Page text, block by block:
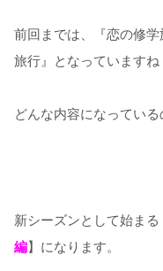
前回までは、『恋の修
旅行』となっていますね
どんな内容になっている
新シーズンとして始まる
編】になります。